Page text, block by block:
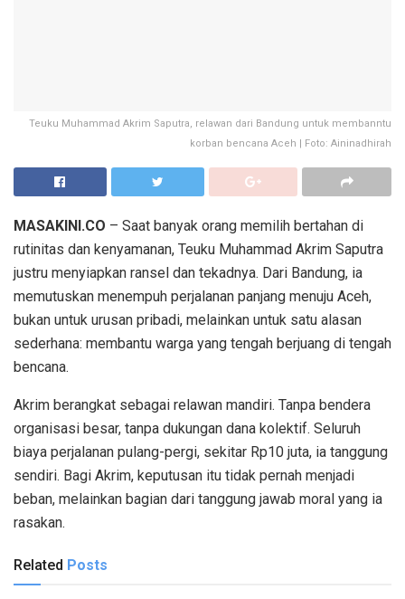
Teuku Muhammad Akrim Saputra, relawan dari Bandung untuk membanntu
korban bencana Aceh | Foto: Aininadhirah
MASAKINI.CO – Saat banyak orang memilih bertahan di
rutinitas dan kenyamanan, Teuku Muhammad Akrim Saputra
justru menyiapkan ransel dan tekadnya. Dari Bandung, ia
memutuskan menempuh perjalanan panjang menuju Aceh,
bukan untuk urusan pribadi, melainkan untuk satu alasan
sederhana: membantu warga yang tengah berjuang di tengah
bencana.
Akrim berangkat sebagai relawan mandiri. Tanpa bendera
organisasi besar, tanpa dukungan dana kolektif. Seluruh
biaya perjalanan pulang-pergi, sekitar Rp10 juta, ia tanggung
sendiri. Bagi Akrim, keputusan itu tidak pernah menjadi
beban, melainkan bagian dari tanggung jawab moral yang ia
rasakan.
Related Posts